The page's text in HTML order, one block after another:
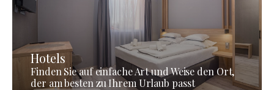
Hotels
Finden Sie auf einfache Art und Weise den Ort,
der am besten zu Ihrem Urlaub passt